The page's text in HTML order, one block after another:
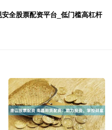
全股票配资平台_低门槛高杠杆